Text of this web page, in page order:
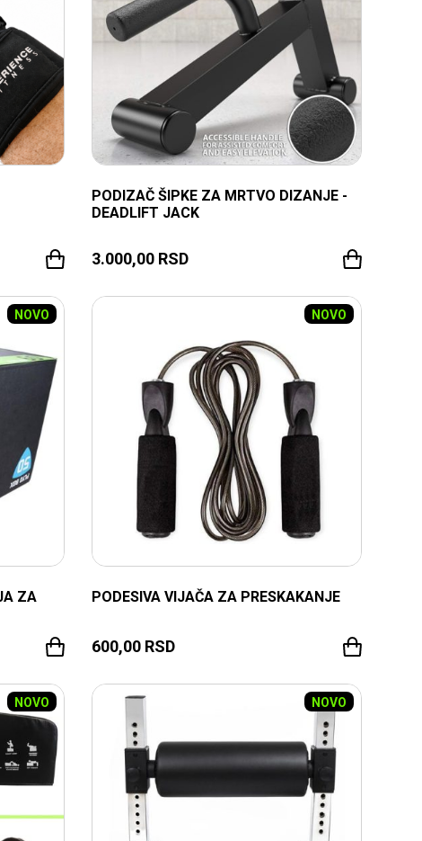
PODIZAČ ŠIPKE ZA MRTVO DIZANJE -
DEADLIFT JACK
3.000,00 RSD
NOVO
ZA
NOVO
PODESIVA VIJAČA ZA PRESKAKANJE
600,00 RSD
NOVO NOVO